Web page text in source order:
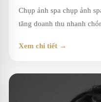
Chụp ảnh spa chụp ảnh
tăng doanh thu nhanh
Xem chi tiết →